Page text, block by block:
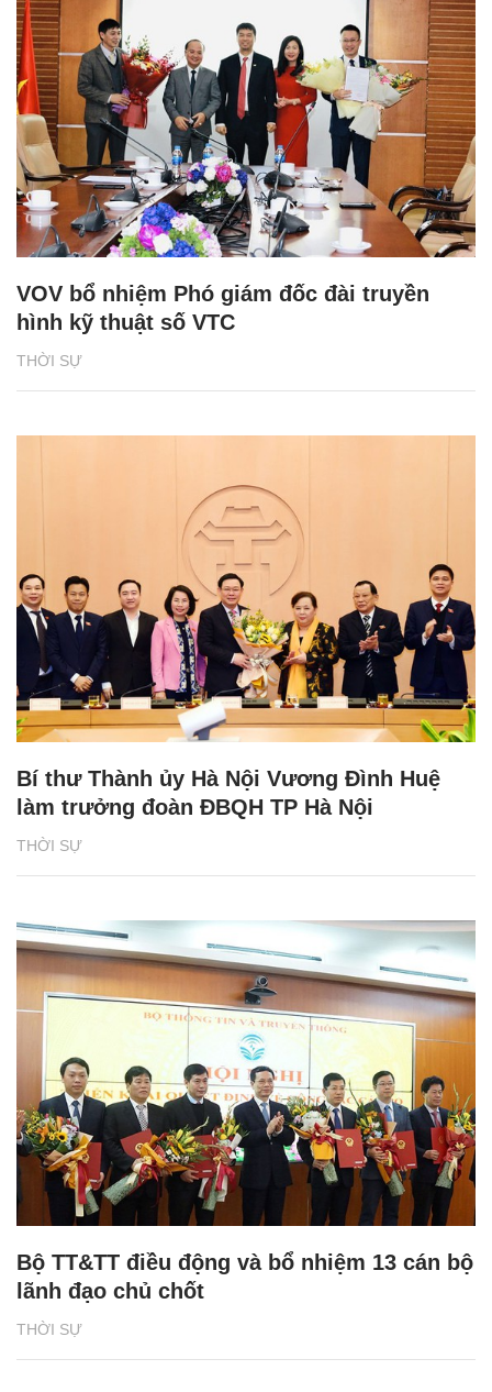
THỜI SỰ
VOV bổ nhiệm Phó giám đốc đài truyền
hình kỹ thuật số VTC
THỜI SỰ
Bí thư Thành ủy Hà Nội Vương Đình Huệ
làm trưởng đoàn ĐBQH TP Hà Nội
THỜI SỰ
Bộ TT&TT điều động và bổ nhiệm 13 cán bộ
lãnh đạo chủ chốt